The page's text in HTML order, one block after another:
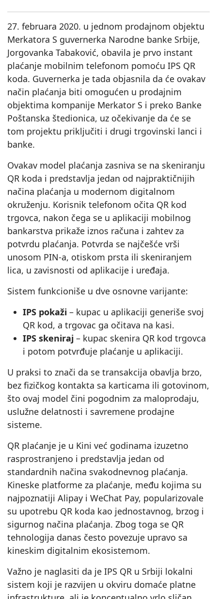
27. februara 2020. u jednom prodajnom objektu
Merkatora S guvernerka Narodne banke Srbije,
Jorgovanka Tabaković, obavila je prvo instant
plaćanje mobilnim telefonom pomoću IPS QR
koda. Guvernerka je tada objasnila da će ovakav
način plaćanja biti omogućen u prodajnim
objektima kompanije Merkator S i preko Banke
Poštanska štedionica, uz očekivanje da će se
tom projektu priključiti i drugi trgovinski lanci i
banke.
Ovakav model plaćanja zasniva se na skeniranju
QR koda i predstavlja jedan od najpraktičnijih
načina plaćanja u modernom digitalnom
okruženju. Korisnik telefonom očita QR kod
trgovca, nakon čega se u aplikaciji mobilnog
bankarstva prikaže iznos računa i zahtev za
potvrdu plaćanja. Potvrda se najčešće vrši
unosom PIN-a, otiskom prsta ili skeniranjem
lica, u zavisnosti od aplikacije i uređaja.
Sistem funkcioniše u dve osnovne varijante:
IPS pokaži – kupac u aplikaciji generiše svoj
QR kod, a trgovac ga očitava na kasi.
IPS skeniraj – kupac skenira QR kod trgovca
i potom potvrđuje plaćanje u aplikaciji.
U praksi to znači da se transakcija obavlja brzo,
bez fizičkog kontakta sa karticama ili gotovinom,
što ovaj model čini pogodnim za maloprodaju,
uslužne delatnosti i savremene prodajne
sisteme.
QR plaćanje je u Kini već godinama izuzetno
rasprostranjeno i predstavlja jedan od
standardnih načina svakodnevnog plaćanja.
Kineske platforme za plaćanje, među kojima su
najpoznatiji Alipay i WeChat Pay, popularizovale
su upotrebu QR koda kao jednostavnog, brzog i
sigurnog načina plaćanja. Zbog toga se QR
tehnologija danas često povezuje upravo sa
kineskim digitalnim ekosistemom.
Važno je naglasiti da je IPS QR u Srbiji lokalni
sistem koji je razvijen u okviru domaće platne